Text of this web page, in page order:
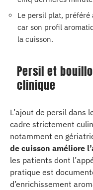
Le persil plat,
car son profil
la cuisson.
Persil et
clinique
L’ajout de persil dans
cadre strictement
notamment en
de cuisson améliore
les patients dont
pratique est
d’enrichissement